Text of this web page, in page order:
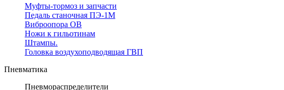
Муфты-тормоз и запчасти
Педаль станочная ПЭ-1М
Виброопора ОВ
Ножи к гильотинам
Штампы.
Головка воздухоподводящая ГВП
Пневматика
Пневмораспределители